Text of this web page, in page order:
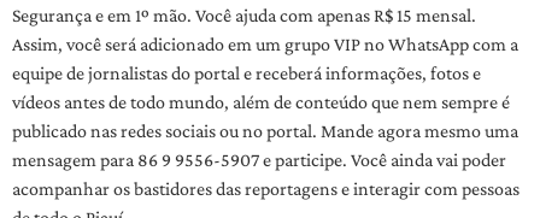
Segurança e em 1º mão. Você ajuda com apenas R$ 15 mensal.
Assim, você será adicionado em um grupo VIP no WhatsApp com a
equipe de jornalistas do portal e receberá informações, fotos e
vídeos antes de todo mundo, além de conteúdo que nem sempre é
publicado nas redes sociais ou no portal. Mande agora mesmo uma
mensagem para 86 9 9556-5907 e participe. Você ainda vai poder
acompanhar os bastidores das reportagens e interagir com pessoas